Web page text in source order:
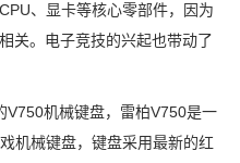
、显卡等核心零部件，因为
关。电子竞技的兴起也带动了
机械键盘，雷柏V750是一
机械键盘，键盘采用最新的红